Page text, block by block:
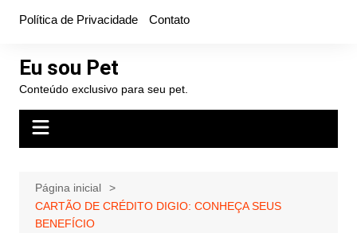
conteúdo
Política de Privacidade Contato
Eu sou Pet
Conteúdo exclusivo para seu pet.
Página inicial
CARTÃO DE CRÉDITO DIGIO: CONHEÇA SEUS
BENEFÍCIO